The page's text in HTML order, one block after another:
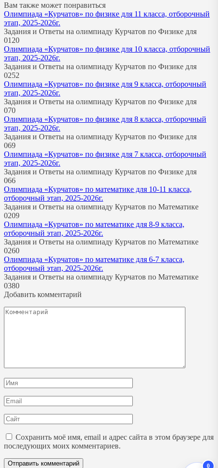
Вам также может понравиться
Олимпиада «Курчатов» по физике для 11 класса, отборочный
этап, 2025-2026г.
Задания и Ответы на олимпиаду Курчатов по Физике для
0120
Олимпиада «Курчатов» по физике для 10 класса, отборочный
этап, 2025-2026г.
Задания и Ответы на олимпиаду Курчатов по Физике для
0252
Олимпиада «Курчатов» по физике для 9 класса, отборочный
этап, 2025-2026г.
Задания и Ответы на олимпиаду Курчатов по Физике для
070
Олимпиада «Курчатов» по физике для 8 класса, отборочный
этап, 2025-2026г.
Задания и Ответы на олимпиаду Курчатов по Физике для
069
Олимпиада «Курчатов» по физике для 7 класса, отборочный
этап, 2025-2026г.
Задания и Ответы на олимпиаду Курчатов по Физике для
066
Олимпиада «Курчатов» по математике для 10-11 класса,
отборочный этап, 2025-2026г.
Задания и Ответы на олимпиаду Курчатов по Математике
0209
Олимпиада «Курчатов» по математике для 8-9 класса,
отборочный этап, 2025-2026г.
Задания и Ответы на олимпиаду Курчатов по Математике
0260
Олимпиада «Курчатов» по математике для 6-7 класса,
отборочный этап, 2025-2026г.
Задания и Ответы на олимпиаду Курчатов по Математике
0380
Добавить комментарий
Комментарий
Имя
*
Email
*
Сайт
Сохранить моё имя, email и адрес сайта в этом браузере для
последующих моих комментариев.
0